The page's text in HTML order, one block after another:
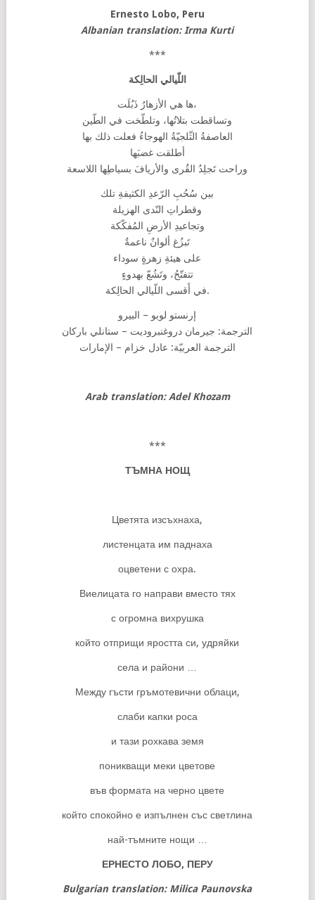
Ernesto Lobo, Peru
Albanian translation: Irma Kurti
***
اللّيالي الحالِكة
ها هي الأزهارُ ذَبُلَت،
وتساقطت بتلاتُها، وتلطّخت في الطّين
العاصفةُ الثّلجيّةُ الهوجاءُ فعلت ذلك بها
أطلقت غضبَها
وراحت تَجلِدُ القُرى والأريافَ بسياطِها اللاسعة
بين سُحُبِ الرّعدِ الكثيفةِ تلك
وقطراتِ النّدى الهزيلة
وتجاعيدِ الأرضِ المُفكّكة
تَبزُغ ألوانٌ ناعمةٌ
على هيئةِ زهرةٍ سوداء
تتفتّحُ، وتَشُعّ بهدوءٍ
في أَقسى اللّيالي الحالِكة.
إرنستو لوبو – البيرو
الترجمة: جيرمان دروغنبروديت – ستانلي باركان
الترجمة العربيّة: عادل خزام – الإمارات
Arab translation: Adel Khozam
***
ТЪМНА НОЩ
Цветята изсъхнаха,
листенцата им паднаха
оцветени с охра.
Виелицата го направи вместо тях
с огромна вихрушка
който отприщи яростта си, удряйки
села и райони …
Между гъсти гръмотевични облаци,
слаби капки роса
и тази рохкава земя
поникващи меки цветове
във формата на черно цвете
който спокойно е изпълнен със светлина
най-тъмните нощи …
ЕРНЕСТО ЛОБО, ПЕРУ
Bulgarian translation: Milica Paunovska